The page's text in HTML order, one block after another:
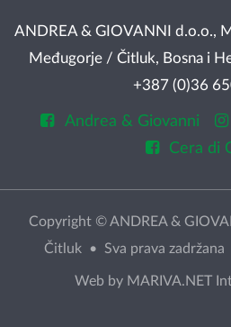
ANDREA & GIOVANNI d.o.o.,
Međugorje / Čitluk, Bosna i
+387 (0)36
Andrea & Giovanni
Cera di
Copyright © ANDREA &
Čitluk • Sva prava
Web by MARIVA.NET